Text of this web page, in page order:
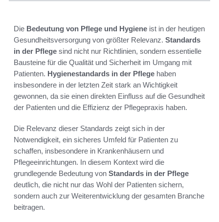
Die Bedeutung von Pflege und Hygiene ist in der heutigen
Gesundheitsversorgung von größter Relevanz. Standards
in der Pflege sind nicht nur Richtlinien, sondern essentielle
Bausteine für die Qualität und Sicherheit im Umgang mit
Patienten. Hygienestandards in der Pflege haben
insbesondere in der letzten Zeit stark an Wichtigkeit
gewonnen, da sie einen direkten Einfluss auf die Gesundheit
der Patienten und die Effizienz der Pflegepraxis haben.
Die Relevanz dieser Standards zeigt sich in der
Notwendigkeit, ein sicheres Umfeld für Patienten zu
schaffen, insbesondere in Krankenhäusern und
Pflegeeinrichtungen. In diesem Kontext wird die
grundlegende Bedeutung von Standards in der Pflege
deutlich, die nicht nur das Wohl der Patienten sichern,
sondern auch zur Weiterentwicklung der gesamten Branche
beitragen.